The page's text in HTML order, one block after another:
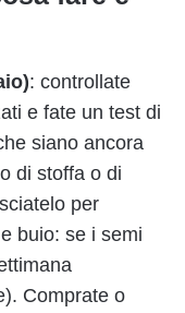
: controllate
e fate un test di
siano ancora
di stoffa o di
per
buio: se i semi
Comprate o